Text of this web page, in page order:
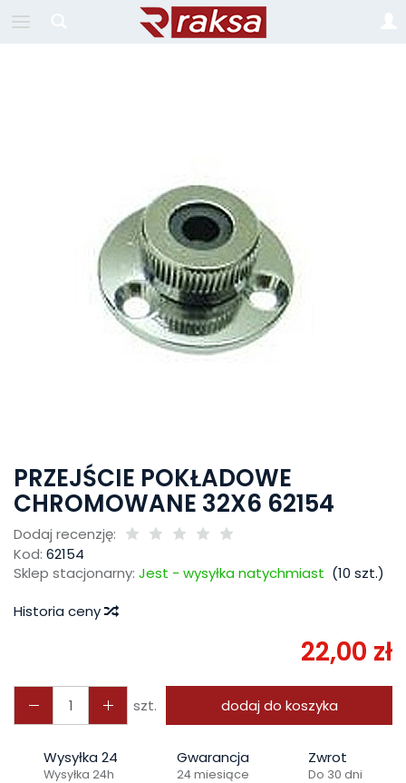
PRZEJŚCIE POKŁADOWE
CHROMOWANE 32X6 62154
Dodaj recenzję:
Kod: 62154
Sklep stacjonarny: Jest - wysyłka natychmiast (10 szt.)
Historia ceny
22,00 zł
szt. dodaj do koszyka
Wysyłka 24
Wysyłka 24h
Gwarancja
24 miesiące
Zwrot
Do 30 dni